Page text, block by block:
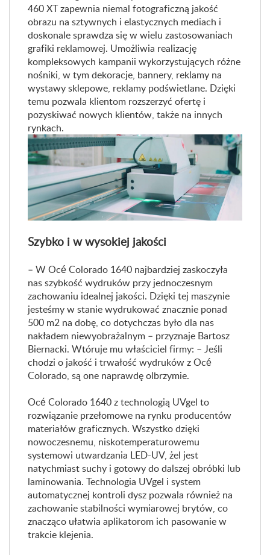
460 XT zapewnia niemal fotograficzną jakość
obrazu na sztywnych i elastycznych mediach i
doskonale sprawdza się w wielu zastosowaniach
grafiki reklamowej. Umożliwia realizację
kompleksowych kampanii wykorzystujących różne
nośniki, w tym dekoracje, bannery, reklamy na
wystawy sklepowe, reklamy podświetlane. Dzięki
temu pozwala klientom rozszerzyć ofertę i
pozyskiwać nowych klientów, także na innych
rynkach.
Szybko i w wysokiej jakości
– W Océ Colorado 1640 najbardziej zaskoczyła
nas szybkość wydruków przy jednoczesnym
zachowaniu idealnej jakości. Dzięki tej maszynie
jesteśmy w stanie wydrukować znacznie ponad
500 m2 na dobę, co dotychczas było dla nas
nakładem niewyobrażalnym – przyznaje Bartosz
Biernacki. Wtóruje mu właściciel firmy: – Jeśli
chodzi o jakość i trwałość wydruków z Océ
Colorado, są one naprawdę olbrzymie.
Océ Colorado 1640 z technologią UVgel to
rozwiązanie przełomowe na rynku producentów
materiałów graficznych. Wszystko dzięki
nowoczesnemu, niskotemperaturowemu
systemowi utwardzania LED-UV, żel jest
natychmiast suchy i gotowy do dalszej obróbki lub
laminowania. Technologia UVgel i system
automatycznej kontroli dysz pozwala również na
zachowanie stabilności wymiarowej brytów, co
znacząco ułatwia aplikatorom ich pasowanie w
trakcie klejenia.